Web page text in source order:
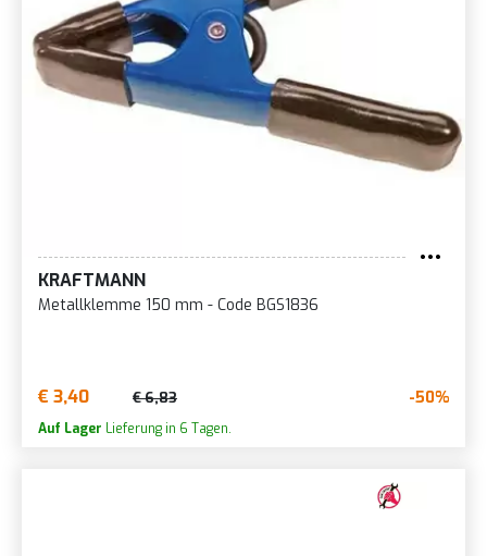
KRAFTMANN
Metallklemme 150 mm - Code BGS1836
€ 3,40 € 6,83 -50%
Auf Lager Lieferung in 6 Tagen.